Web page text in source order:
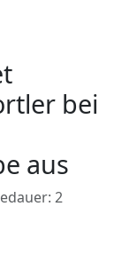
bei
aus
2